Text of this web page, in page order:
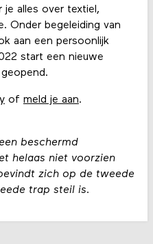
je alles over textiel,
Onder begeleiding van
aan een persoonlijk
start een nieuwe
of meld je aan.
beschermd
helaas niet voorzien
zich op de tweede
trap steil is.